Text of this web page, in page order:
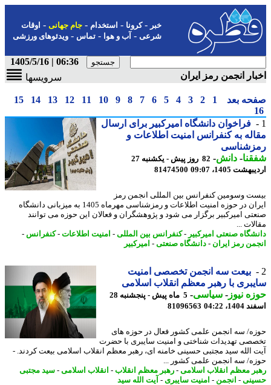
-کرونا-استخدام- جام جهانی-اوقات
شرعی-آب و هوا-تماس-ویدئوهای ورزشی
06:36 | 1405/5/16
انجمن رمز ایران
سرویسها
بعد 1
2
3
4
5
6
7
8
9
10
11
12
13
14
15
فراخوان دانشگاه امیرکبیر برای ارسال
به کنفرانس امنیت اطلاعات و
-دانش -
82 روز پیش - یکشنبه 27
1405، 09:07
81474500
وسومین کنفرانس بین المللی انجمن رمز
ایران در حوزه امنیت اطلاعات و رمزشناسی مهرماه 1405 به میزبانی دانشگاه
امیرکبیر برگزار می شود و پژوهشگران و فعالان این حوزه می توانند
...
صنعتی امیرکبیر -کنفرانس بین المللی-امنیت اطلاعات-کنفرانس
-
رمز ایران - دانشگاه صنعتی-امیرکبیر
بیعت سه انجمن تخصصی امنیت
با رهبر معظم انقلاب اسلامی
نیوز-سیاسی-
5 ماه پیش - پنجشنبه 28
04:22
81096563
سه انجمن علمی کشور فعال در حوزه های
تهدیدات شناختی و امنیت سایبری با حضرت
الله سید مجتبی حسینی خامنه ای، رهبر معظم انقلاب اسلامی بیعت کردند. -
سه انجمن علمی کشور ...
معظم انقلاب اسلامی-رهبر معظم انقلاب-انقلاب اسلامی-سید مجتبی
-انجمن-امنیت سایبری- آیت الله سید